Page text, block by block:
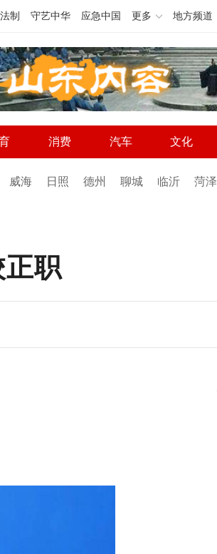
法制 守艺中华 应急中国 更多 地方频道
消费 汽车 文化
威海 日照 德州 聊城 临沂 菏泽
正职